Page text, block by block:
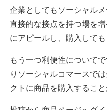
企業としてもソーシャル
直接的な接点を持つ場を
にアピールし、購入して
もう一つ利便性について
りソーシャルコマースで
クトに商品を購入するこ